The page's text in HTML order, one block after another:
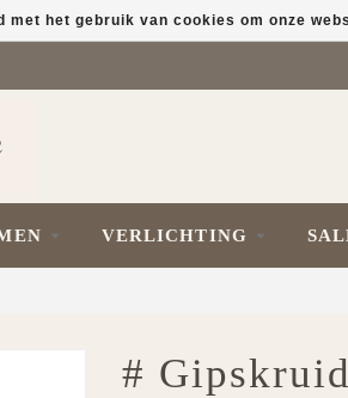
VERLICHTING
#
met het gebruik van cookies om onze